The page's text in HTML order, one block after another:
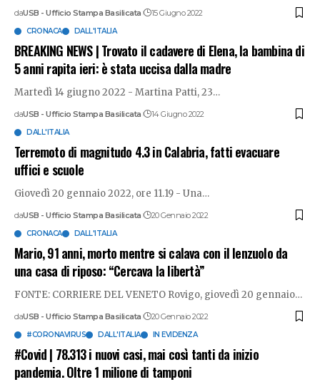
daUSB - Ufficio Stampa Basilicata 15 Giugno 2022
CRONACA DALL'ITALIA
BREAKING NEWS | Trovato il cadavere di Elena, la bambina di
5 anni rapita ieri: è stata uccisa dalla madre
Martedì 14 giugno 2022 - Martina Patti, 23…
daUSB - Ufficio Stampa Basilicata 14 Giugno 2022
DALL'ITALIA
Terremoto di magnitudo 4.3 in Calabria, fatti evacuare
uffici e scuole
Giovedì 20 gennaio 2022, ore 11.19 - Una…
daUSB - Ufficio Stampa Basilicata 20 Gennaio 2022
CRONACA DALL'ITALIA
Mario, 91 anni, morto mentre si calava con il lenzuolo da
una casa di riposo: “Cercava la libertà”
FONTE: CORRIERE DEL VENETO Rovigo, giovedì 20 gennaio…
daUSB - Ufficio Stampa Basilicata 20 Gennaio 2022
#CORONAVIRUS DALL'ITALIA IN EVIDENZA
#Covid | 78.313 i nuovi casi, mai così tanti da inizio
pandemia. Oltre 1 milione di tamponi